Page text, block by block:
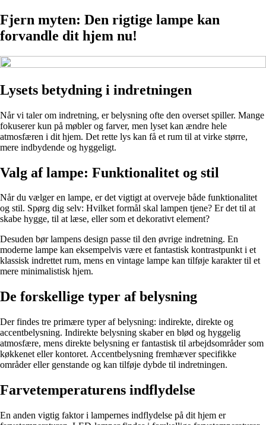
Fjern myten: Den rigtige lampe kan
forvandle dit hjem nu!
Lysets betydning i indretningen
Når vi taler om indretning, er belysning ofte den overset spiller. Mange
fokuserer kun på møbler og farver, men lyset kan ændre hele
atmosfæren i dit hjem. Det rette lys kan få et rum til at virke større,
mere indbydende og hyggeligt.
Valg af lampe: Funktionalitet og stil
Når du vælger en lampe, er det vigtigt at overveje både funktionalitet
og stil. Spørg dig selv: Hvilket formål skal lampen tjene? Er det til at
skabe hygge, til at læse, eller som et dekorativt element?
Desuden bør lampens design passe til den øvrige indretning. En
moderne lampe kan eksempelvis være et fantastisk kontrastpunkt i et
klassisk indrettet rum, mens en vintage lampe kan tilføje karakter til et
mere minimalistisk hjem.
De forskellige typer af belysning
Der findes tre primære typer af belysning: indirekte, direkte og
accentbelysning. Indirekte belysning skaber en blød og hyggelig
atmosfære, mens direkte belysning er fantastisk til arbejdsområder som
køkkenet eller kontoret. Accentbelysning fremhæver specifikke
områder eller genstande og kan tilføje dybde til indretningen.
Farvetemperaturens indflydelse
En anden vigtig faktor i lampernes indflydelse på dit hjem er